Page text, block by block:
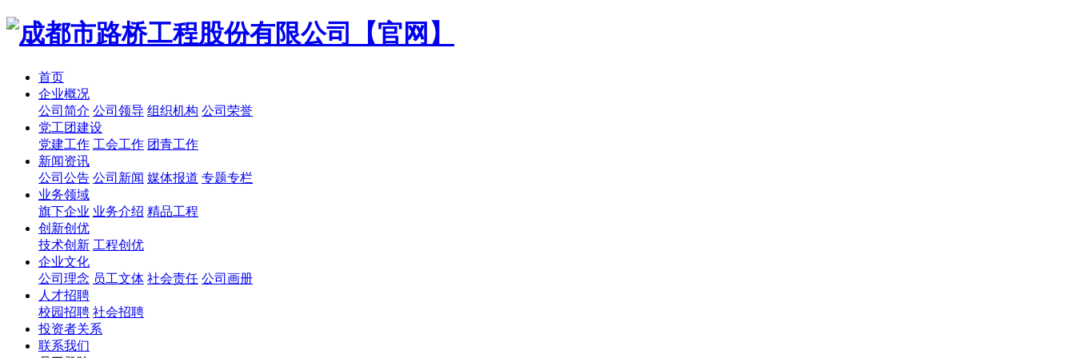
首页
企业概况
公司简介 公司领导 组织机构 公司荣誉
党工团建设
党建工作 工会工作 团青工作
新闻资讯
公司公告 公司新闻 媒体报道 专题专栏
业务领域
旗下企业 业务介绍 精品工程
创新创优
技术创新 工程创优
企业文化
公司理念 员工文体 社会责任 公司画册
人才招聘
校园招聘 社会招聘
投资者关系
联系我们